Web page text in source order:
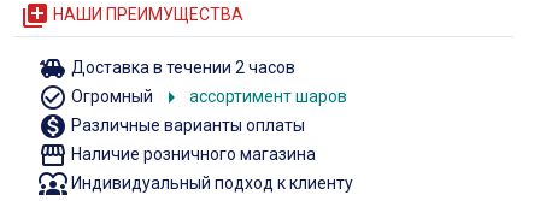
queue НАШИ ПРЕИМУЩЕСТВА
toys Доставка в течении 2 часов
check_circle_outline Огромный arrow_right ассортимент шаров
monetization_on Различные варианты оплаты
storefront Наличие розничного магазина
diversity_1Индивидуальный подход к клиенту